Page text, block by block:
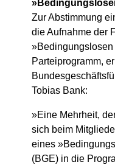
Zur Abstimmung
die Aufnahme der
Parteiprogramm,
Tobias Bank:
»Eine Mehrheit,
sich beim
eines
(BGE) in die